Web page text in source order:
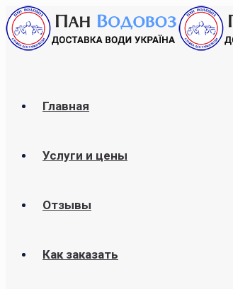
Главная
Услуги и цены
Отзывы
Как заказать